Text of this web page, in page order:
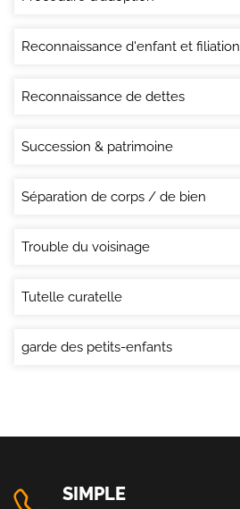
Reconnaissance d'enfant et filiation
Reconnaissance de dettes
Succession & patrimoine
Séparation de corps / de bien
Trouble du voisinage
Tutelle curatelle
garde des petits-enfants
SIMPLE